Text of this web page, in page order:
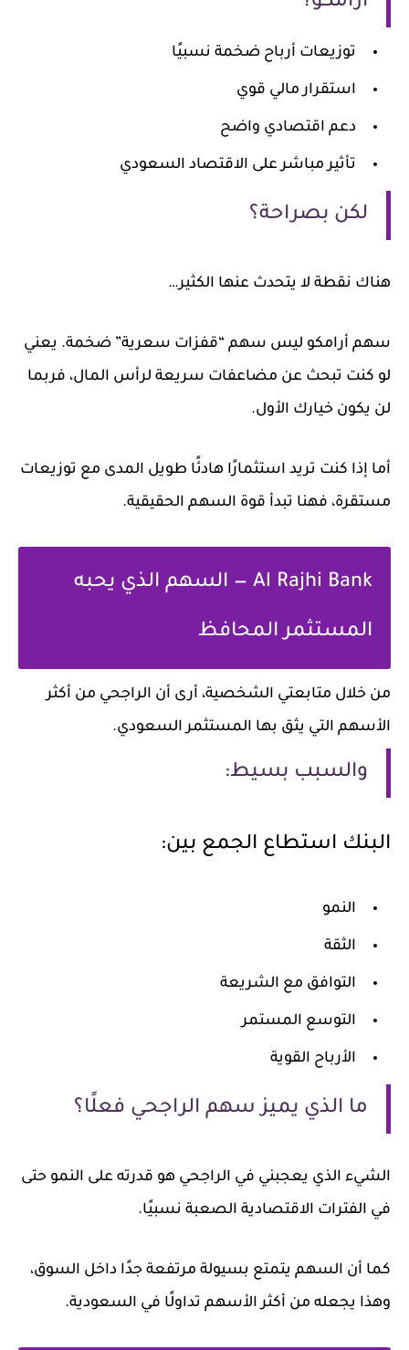
توزيعات أرباح ضخمة نسبيًا
استقرار مالي قوي
دعم اقتصادي واضح
تأثير مباشر على الاقتصاد السعودي
لكن بصراحة؟
هناك نقطة لا يتحدث عنها الكثير…
سهم أرامكو ليس سهم “قفزات سعرية” ضخمة. يعني
لو كنت تبحث عن مضاعفات سريعة لرأس المال، فربما
لن يكون خيارك الأول.
أما إذا كنت تريد استثمارًا هادئًا طويل المدى مع توزيعات
مستقرة، فهنا تبدأ قوة السهم الحقيقية.
Al Rajhi Bank — السهم الذي يحبه
المستثمر المحافظ
من خلال متابعتي الشخصية، أرى أن الراجحي من أكثر
الأسهم التي يثق بها المستثمر السعودي.
والسبب بسيط:
البنك استطاع الجمع بين:
النمو
الثقة
التوافق مع الشريعة
التوسع المستمر
الأرباح القوية
ما الذي يميز سهم الراجحي فعلًا؟
الشيء الذي يعجبني في الراجحي هو قدرته على النمو حتى
في الفترات الاقتصادية الصعبة نسبيًا.
كما أن السهم يتمتع بسيولة مرتفعة جدًا داخل السوق،
وهذا يجعله من أكثر الأسهم تداولًا في السعودية.